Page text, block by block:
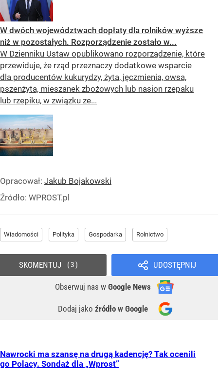
W dwóch województwach dopłaty dla rolników wyższe
niż w pozostałych. Rozporządzenie zostało w...
W Dzienniku Ustaw opublikowano rozporządzenie, które
przewiduje, że rząd przeznaczy dodatkowe wsparcie
dla producentów kukurydzy, żyta, jęczmienia, owsa,
pszenżyta, mieszanek zbożowych lub nasion rzepaku
lub rzepiku, w związku ze...
Opracował: Jakub Bojakowski
Źródło: WPROST.pl
Wiadomości Polityka Gospodarka Rolnictwo
UDOSTĘPNIJ
Obserwuj nas w Google News
Dodaj jako źródło w Google
SKOMENTUJ 3
Nawrocki ma szansę na drugą kadencję? Tak ocenili
go Polacy. Sondaż dla „Wprost”